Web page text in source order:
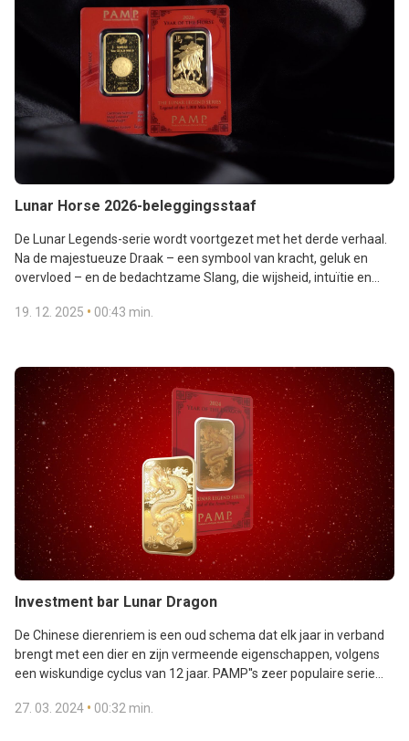
Lunar Horse 2026-beleggingsstaaf
De Lunar Legends-serie wordt voortgezet met het derde verhaal.
Na de majestueuze Draak – een symbool van kracht, geluk en
overvloed – en de bedachtzame Slang, die wijsheid, intuïtie en
wezen belichaamt vrijheid, energie en ambitie. Het Lunar Horse-
vertelt een verhaal dat inspireert om grote doelen na te streven.
Bekijk de aanbieding: https://ibis.ibisingold.com/Shop/single?
GoodsMotif=9.
19. 12. 2025 • 00:43 min.
Investment bar Lunar Dragon
De Chinese dierenriem is een oud schema dat elk jaar in verband
brengt met een dier en zijn vermeende eigenschappen, volgens
een wiskundige cyclus van 12 jaar. PAMP''s zeer populaire serie
van een geschenk van het goede Fortuna met onverwachte
27. 03. 2024 • 00:32 min.